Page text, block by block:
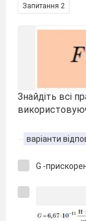
Запитання 2
Знайдіть всі
варіанти
G -